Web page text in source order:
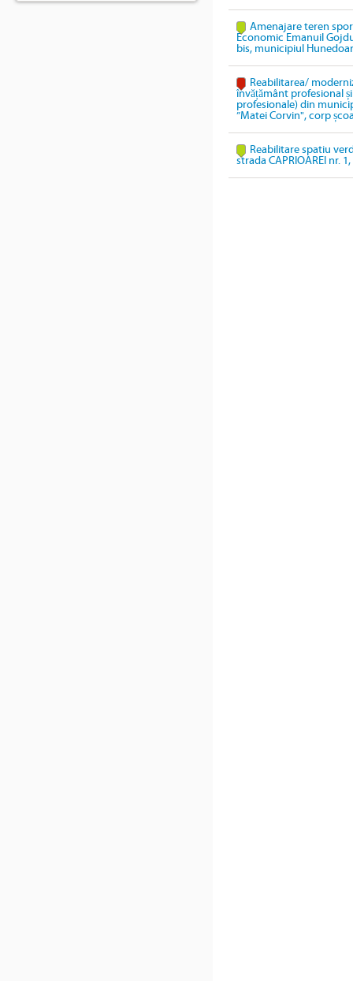
Amenajare teren
Economic Emanuil
bis, municipiul
Reabilitarea/
învățământ profesional
profesionale) din
”Matei Corvin", corp
Reabilitare spatiu
strada CAPRIOAREI nr.